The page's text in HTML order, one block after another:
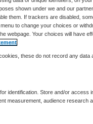
laatste jaar gelijk
te zien. In
shown under we and our
them. If trackers are disabled,
to change your choices or
webpage. Your choices will have
these do not record any data
identification. Store and/or access
measurement, audience research